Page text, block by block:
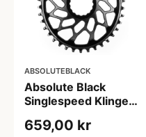
ABSOLUTEBLACK
Absolute Black
Singlespeed Klinge
Montering Sort
659,00 kr